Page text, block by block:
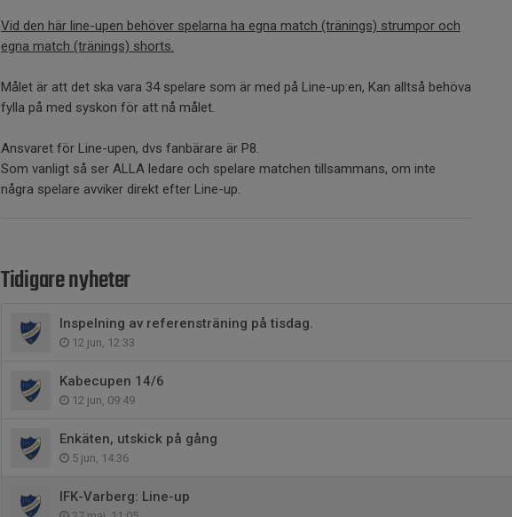
Vid den här line-upen behöver spelarna ha egna match (tränings) strumpor och
egna match (tränings) shorts.
Målet är att det ska vara 34 spelare som är med på Line-up:en, Kan alltså behöva
fylla på med syskon för att nå målet.
Ansvaret för Line-upen, dvs fanbärare är P8.
Som vanligt så ser ALLA ledare och spelare matchen tillsammans, om inte
några spelare avviker direkt efter Line-up.
Tidigare nyheter
Inspelning av referensträning på tisdag.
12 jun, 12:33
Kabecupen 14/6
12 jun, 09:49
Enkäten, utskick på gång
5 jun, 14:36
IFK-Varberg: Line-up